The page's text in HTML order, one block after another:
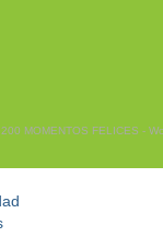
MOMENTOS FELICES -